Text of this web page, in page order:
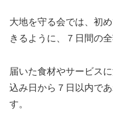
大地を守る会では、初
きるように、７日間の
届いた食材やサービス
込み日から７日以内で
す。